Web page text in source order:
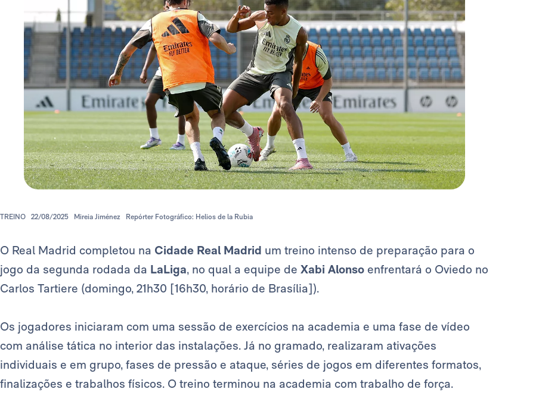
TREINO 22/08/2025 Mireia Jiménez Repórter Fotográfico: Helios de la Rubia
O Real Madrid completou na Cidade Real Madrid um treino intenso de preparação para o
jogo da segunda rodada da LaLiga, no qual a equipe de Xabi Alonso enfrentará o Oviedo no
Carlos Tartiere (domingo, 21h30 [16h30, horário de Brasília]).
Os jogadores iniciaram com uma sessão de exercícios na academia e uma fase de vídeo
com análise tática no interior das instalações. Já no gramado, realizaram ativações
individuais e em grupo, fases de pressão e ataque, séries de jogos em diferentes formatos,
finalizações e trabalhos físicos. O treino terminou na academia com trabalho de força.